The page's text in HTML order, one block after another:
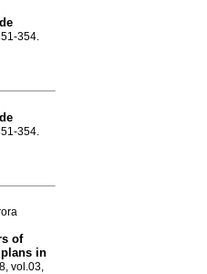
354.
354.
of
in
vol.03,